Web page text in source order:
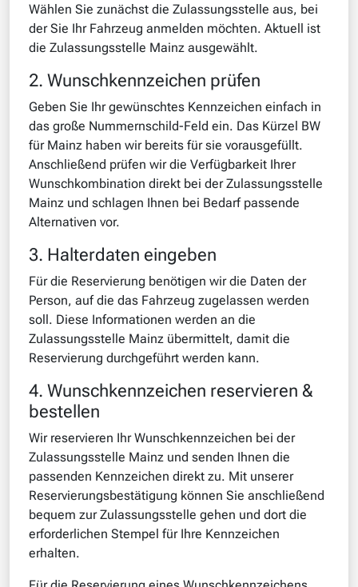
Wählen Sie zunächst die Zulassungsstelle aus, bei
der Sie Ihr Fahrzeug anmelden möchten. Aktuell ist
die Zulassungsstelle Mainz ausgewählt.
2. Wunschkennzeichen prüfen
Geben Sie Ihr gewünschtes Kennzeichen einfach in
das große Nummernschild-Feld ein. Das Kürzel BW
für Mainz haben wir bereits für sie vorausgefüllt.
Anschließend prüfen wir die Verfügbarkeit Ihrer
Wunschkombination direkt bei der Zulassungsstelle
Mainz und schlagen Ihnen bei Bedarf passende
Alternativen vor.
3. Halterdaten eingeben
Für die Reservierung benötigen wir die Daten der
Person, auf die das Fahrzeug zugelassen werden
soll. Diese Informationen werden an die
Zulassungsstelle Mainz übermittelt, damit die
Reservierung durchgeführt werden kann.
4. Wunschkennzeichen reservieren &
bestellen
Wir reservieren Ihr Wunschkennzeichen bei der
Zulassungsstelle Mainz und senden Ihnen die
passenden Kennzeichen direkt zu. Mit unserer
Reservierungsbestätigung können Sie anschließend
bequem zur Zulassungsstelle gehen und dort die
erforderlichen Stempel für Ihre Kennzeichen
erhalten.